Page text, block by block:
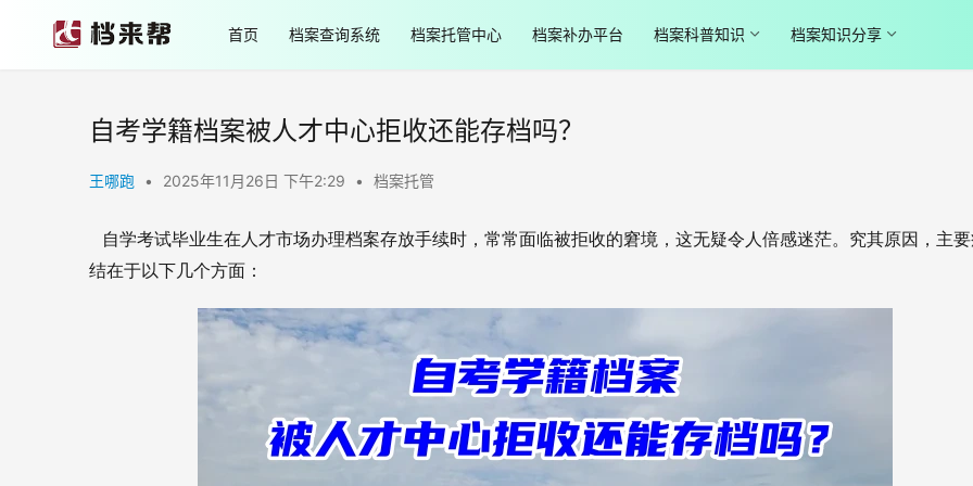
首页 档案查询系统 档案托管中心 档案补办平台 档案科普知识 档案知识分享
自考学籍档案被人才中心拒收还能存档吗？
王哪跑 • 2025年11月26日 下午2:29 • 档案托管
自学考试毕业生在人才市场办理档案存放手续时，常常面临被拒收的窘境，这无疑令人倍感迷茫。究其原因，主
结在于以下几个方面：